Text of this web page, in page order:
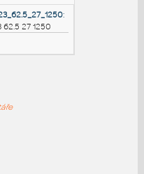
19 62.5 25 1250
23 62.5 29 1250